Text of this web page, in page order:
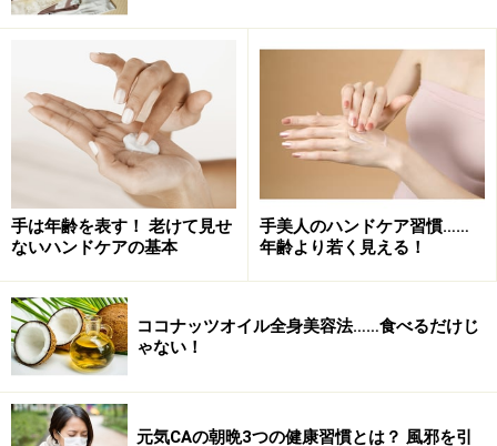
3. 肌に優しく、かつ効果を実感したい
薬用だから効果抜群、肌にも優しい処方。左：ヒルメナイド
油性クリーム＜第2類医薬品＞（80g 税抜1800円、50g 税抜
1186円）、右：ヒルメナイドローション＜第2類医薬品＞
（50g 税抜1186円）
マツキヨのPB商品で、昨年発売とともに瞬く間にショッ
イドフリー、エタノールフリーで安心安全。保湿もちろ
ん、傷跡や筋肉痛などプラスアルファの効果が期待でき
るのも嬉しいポイント。
全身に塗りたい、肌馴染みの良いものが欲しいというお
手は年齢を表す！ 老けて見せ
ないハンドケアの基本
手美人のハンドケア習慣……
年齢より若く見える！
ココナッツオイル全身美容法……食べるだけじ
ゃない！
元気CAの朝晩3つの健康習慣とは？ 風邪を引